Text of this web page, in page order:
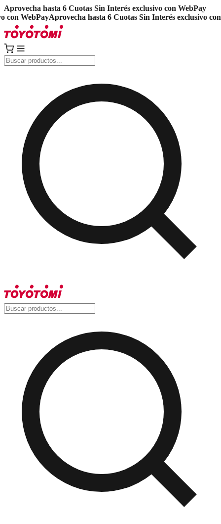
Aprovecha hasta 6 Cuotas Sin Interés exclusivo con WebPay
WebPayAprovecha hasta 6 Cuotas Sin Interés exclusivo con